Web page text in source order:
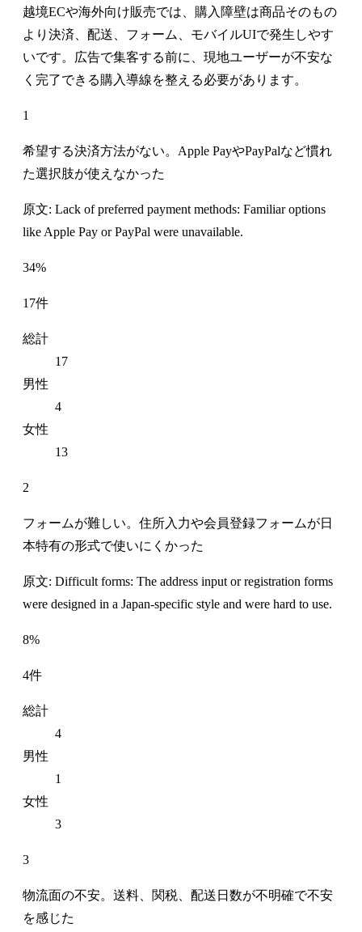
越境ECや海外向け販売では、購入障壁は商品そのもの
より決済、配送、フォーム、モバイルUIで発生しやす
いです。広告で集客する前に、現地ユーザーが不安な
く完了できる購入導線を整える必要があります。
1
希望する決済方法がない。Apple PayやPayPalなど慣れ
た選択肢が使えなかった
原文: Lack of preferred payment methods: Familiar options
like Apple Pay or PayPal were unavailable.
34%
17件
総計
17
男性
4
女性
13
2
フォームが難しい。住所入力や会員登録フォームが日
本特有の形式で使いにくかった
原文: Difficult forms: The address input or registration forms
were designed in a Japan-specific style and were hard to use.
8%
4件
総計
4
男性
1
女性
3
3
物流面の不安。送料、関税、配送日数が不明確で不安
を感じた